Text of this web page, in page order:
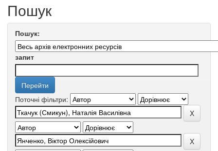
Пошук
Пошук:
запит
Поточні фільтри: